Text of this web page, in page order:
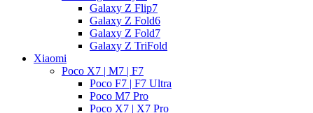
Galaxy Z Flip7
Galaxy Z Fold6
Galaxy Z Fold7
Galaxy Z TriFold
Xiaomi
Poco X7 | M7 | F7
Poco F7 | F7 Ultra
Poco M7 Pro
Poco X7 | X7 Pro